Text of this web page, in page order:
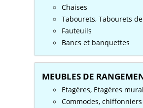
Chaises
Tabourets, Tabourets
Fauteuils
Bancs et banquettes
MEUBLES DE
Etagères, Etagères
Commodes, chiffonniers